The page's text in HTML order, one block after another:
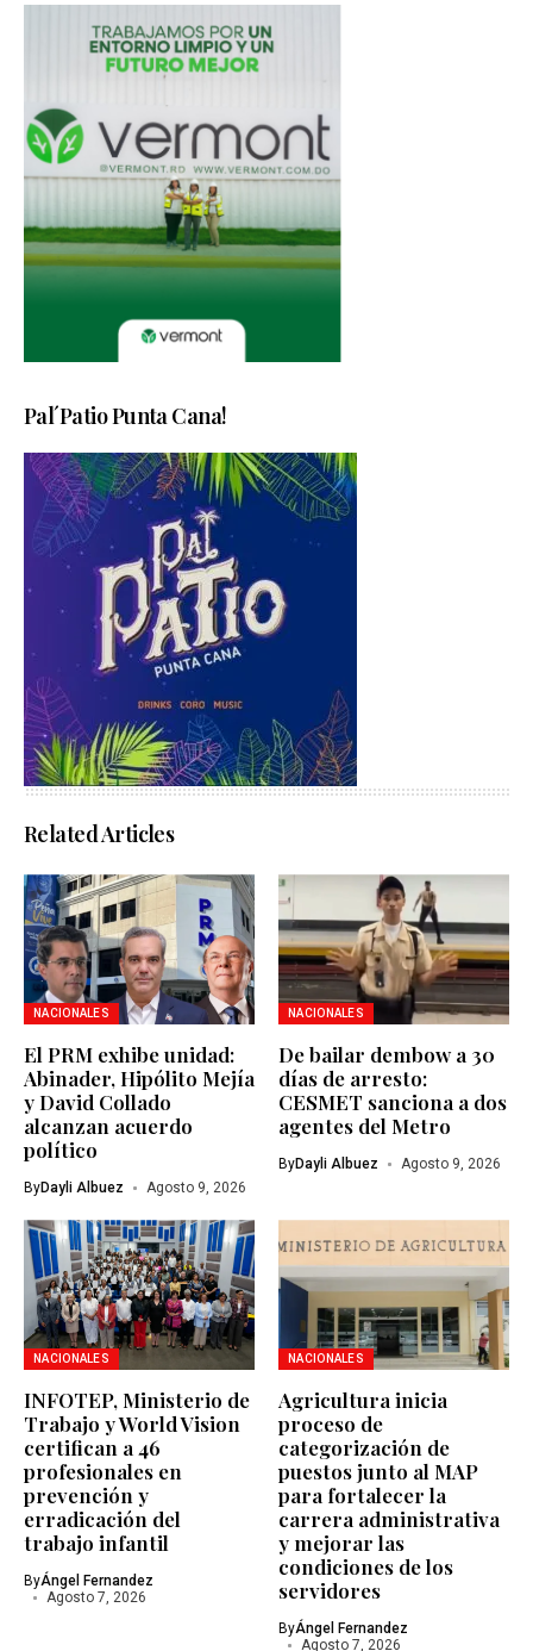
Pal´Patio Punta Cana!
Related Articles
NACIONALES
El PRM exhibe unidad:
Abinader, Hipólito Mejía
y David Collado
alcanzan acuerdo
político
ByDayli Albuez Agosto 9, 2026
NACIONALES
De bailar dembow a 30
días de arresto:
CESMET sanciona a dos
agentes del Metro
ByDayli Albuez Agosto 9, 2026
NACIONALES
INFOTEP, Ministerio de
Trabajo y World Vision
certifican a 46
profesionales en
prevención y
erradicación del
trabajo infantil
ByÁngel Fernandez
Agosto 7, 2026
NACIONALES
Agricultura inicia
proceso de
categorización de
puestos junto al MAP
para fortalecer la
carrera administrativa
y mejorar las
condiciones de los
servidores
ByÁngel Fernandez
Agosto 7, 2026